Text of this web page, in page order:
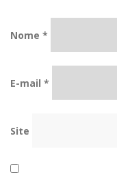
Nome *
E-mail *
Site